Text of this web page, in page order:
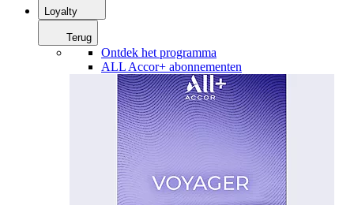
Loyalty
Terug
Ontdek het programma
ALL Accor+ abonnementen